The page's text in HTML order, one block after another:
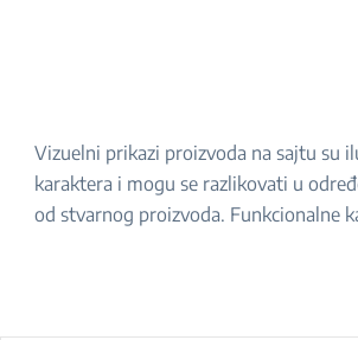
Vizuelni prikazi proizvoda na sajtu su
karaktera i mogu se razlikovati u
od stvarnog proizvoda. Funkcionalne